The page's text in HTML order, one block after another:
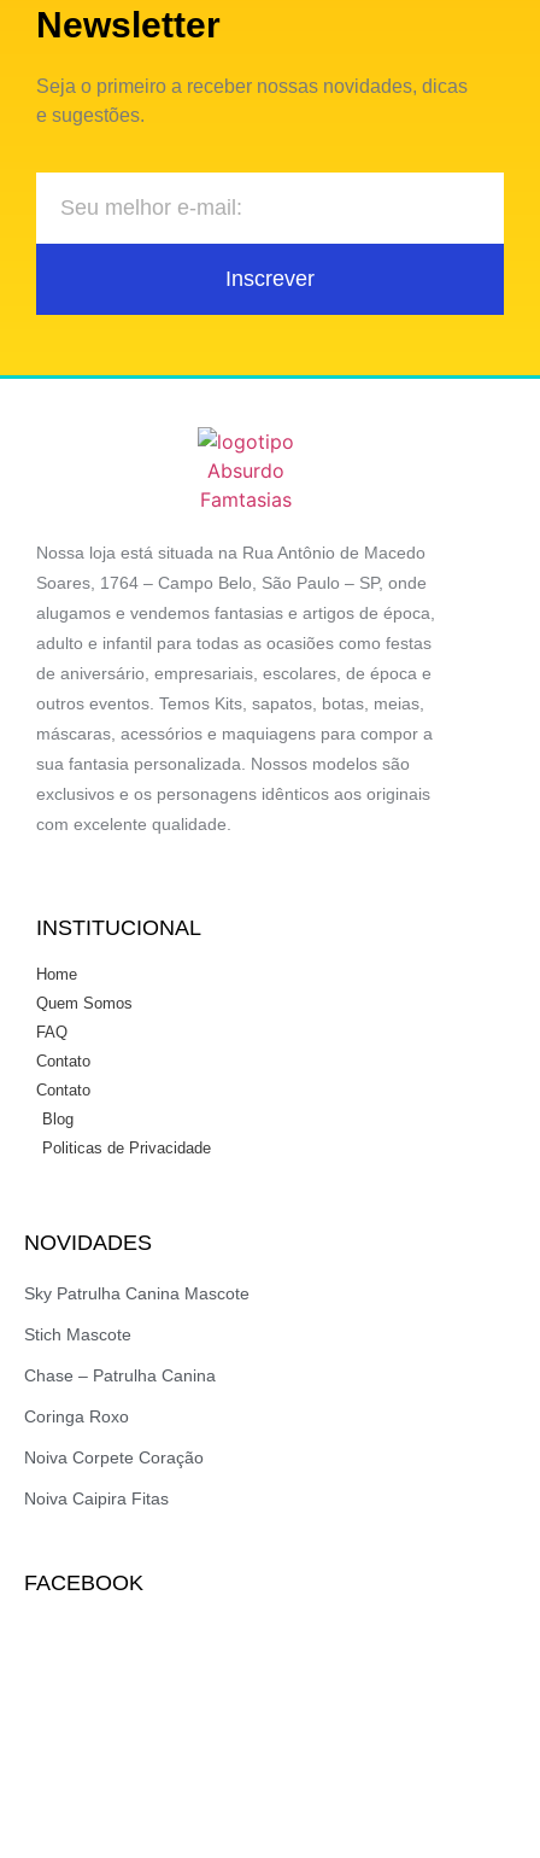
Newsletter
Seja o primeiro a receber nossas novidades, dicas
e sugestões.
Inscrever
Nossa loja está situada na Rua Antônio de Macedo
Soares, 1764 – Campo Belo, São Paulo – SP, onde
alugamos e vendemos fantasias e artigos de época,
adulto e infantil para todas as ocasiões como festas
de aniversário, empresariais, escolares, de época e
outros eventos. Temos Kits, sapatos, botas, meias,
máscaras, acessórios e maquiagens para compor a
sua fantasia personalizada. Nossos modelos são
exclusivos e os personagens idênticos aos originais
com excelente qualidade.
INSTITUCIONAL
Home
Quem Somos
FAQ
Contato
Contato
Blog
Politicas de Privacidade
NOVIDADES
Sky Patrulha Canina Mascote
Stich Mascote
Chase – Patrulha Canina
Coringa Roxo
Noiva Corpete Coração
Noiva Caipira Fitas
FACEBOOK